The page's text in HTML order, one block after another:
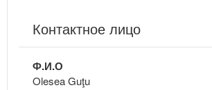
Контактное лицо
Ф.И.О
Olesea Guţu